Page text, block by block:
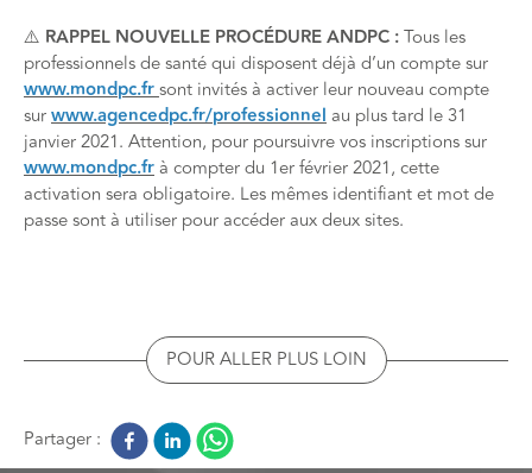
⚠️ RAPPEL NOUVELLE PROCÉDURE ANDPC :Tous les
professionnels de santé qui disposent déjà d’un compte sur
www.mondpc.frsont invités à activer leur nouveau compte
surwww.agencedpc.fr/professionnelau plus tard le 31
janvier 2021. Attention, pour poursuivre vos inscriptions sur
www.mondpc.frà compter du 1er février 2021, cette
activation sera obligatoire. Les mêmes identifiant et mot de
passe sont à utiliser pour accéder aux deux sites.
POUR ALLER PLUS LOIN
Partager :